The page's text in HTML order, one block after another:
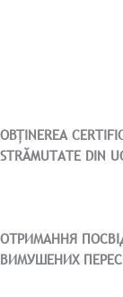
OBȚINEREA
STRĂMUTATE DIN
ОТРИМАННЯ
ВИМУШЕНИХ